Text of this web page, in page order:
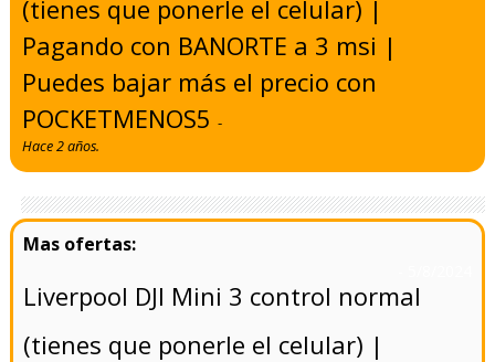
(tienes que ponerle el celular) |
Pagando con BANORTE a 3 msi |
Puedes bajar más el precio con
POCKETMENOS5-
Hace 2 años.
Liverpool DJI Mini 3 control normal
(tienes que ponerle el celular) |